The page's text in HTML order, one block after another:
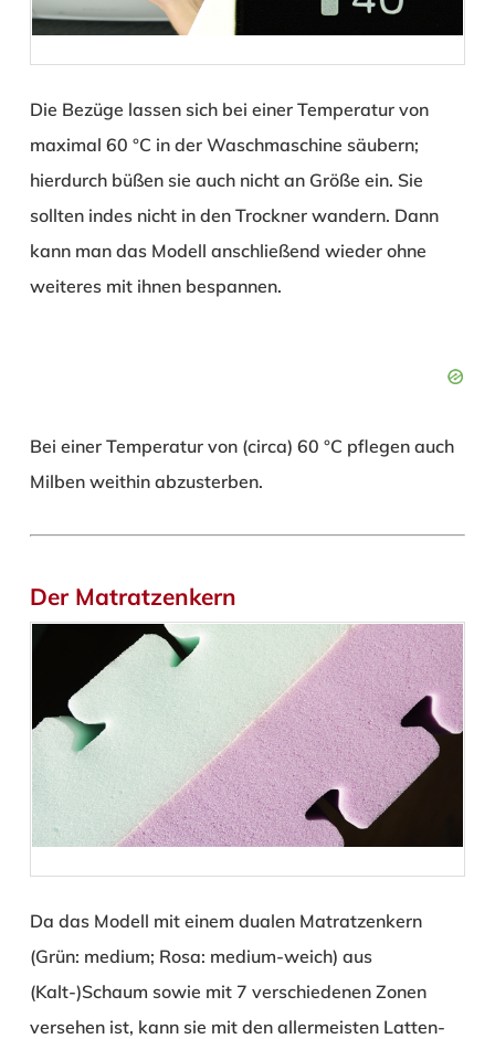
Die Bezüge lassen sich bei einer Temperatur von
maximal 60 °C in der Waschmaschine säubern;
hierdurch büßen sie auch nicht an Größe ein. Sie
sollten indes nicht in den Trockner wandern. Dann
kann man das Modell anschließend wieder ohne
weiteres mit ihnen bespannen.
Bei einer Temperatur von (circa) 60 °C pflegen auch
Milben weithin abzusterben.
Der Matratzenkern
Da das Modell mit einem dualen Matratzenkern
(Grün: medium; Rosa: medium-weich) aus
(Kalt-)Schaum sowie mit 7 verschiedenen Zonen
versehen ist, kann sie mit den allermeisten Latten-